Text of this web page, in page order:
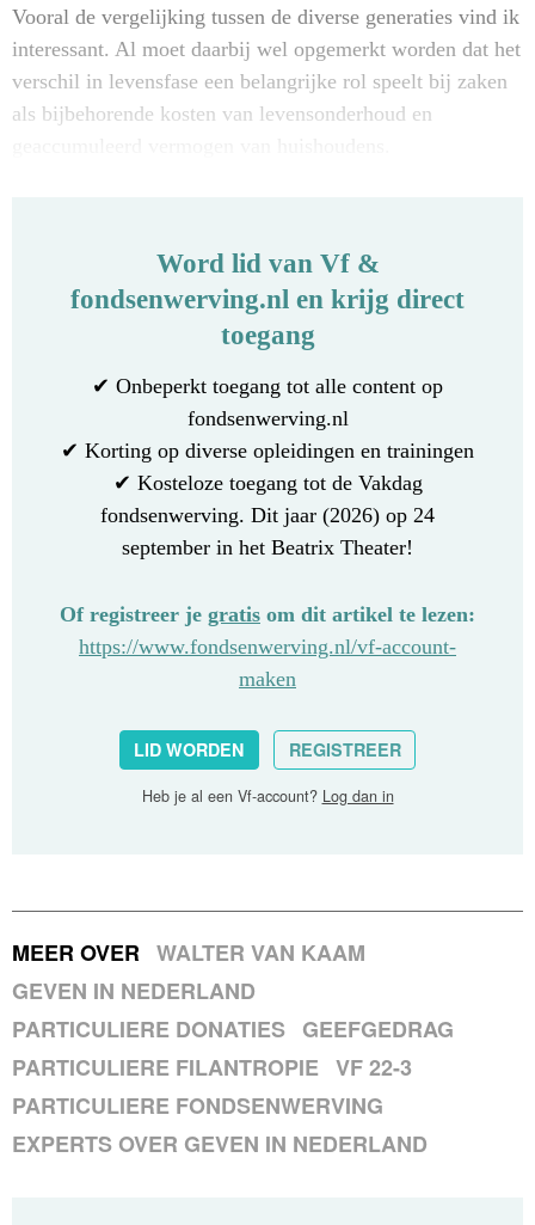
Vooral de vergelijking tussen de diverse generaties vind ik
interessant. Al moet daarbij wel opgemerkt worden dat het
verschil in levensfase een belangrijke rol speelt bij zaken
als bijbehorende kosten van levensonderhoud en
Word lid van Vf &
fondsenwerving.nl en krijg direct
toegang
✔ Onbeperkt toegang tot alle content op
fondsenwerving.nl
✔ Korting op diverse opleidingen en trainingen
✔ Kosteloze toegang tot de Vakdag
fondsenwerving. Dit jaar (2026) op 24
september in het Beatrix Theater!
Of registreer je gratis om dit artikel te lezen:
https://www.fondsenwerving.nl/vf-account-
maken
LID WORDEN REGISTREER
Heb je al een Vf-account? Log dan in
MEER OVER WALTER VAN KAAM
GEVEN IN NEDERLAND
PARTICULIERE DONATIES GEEFGEDRAG
PARTICULIERE FILANTROPIE VF 22-3
PARTICULIERE FONDSENWERVING
EXPERTS OVER GEVEN IN NEDERLAND